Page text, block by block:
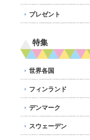
プレゼント
特集
世界各国
フィンランド
デンマーク
スウェーデン